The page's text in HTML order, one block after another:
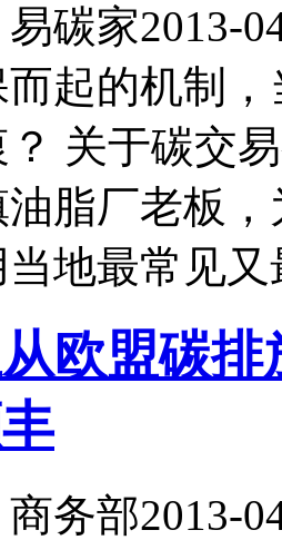
碳家2013-
起的机制
关于碳交
脂厂老板
地最常见又
欧盟碳
务部2013-